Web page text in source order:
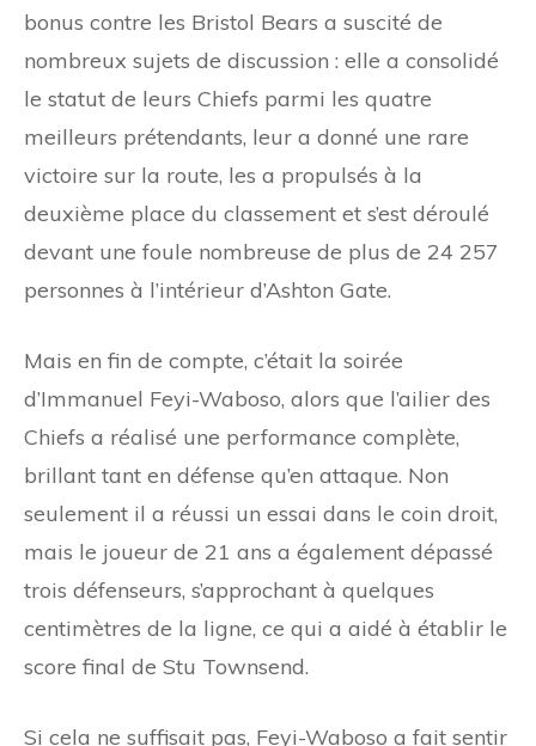
bonus contre les Bristol Bears a suscité de
nombreux sujets de discussion : elle a consolidé
le statut de leurs Chiefs parmi les quatre
meilleurs prétendants, leur a donné une rare
victoire sur la route, les a propulsés à la
deuxième place du classement et s’est déroulé
devant une foule nombreuse de plus de 24 257
personnes à l’intérieur d’Ashton Gate.
Mais en fin de compte, c’était la soirée
d’Immanuel Feyi-Waboso, alors que l’ailier des
Chiefs a réalisé une performance complète,
brillant tant en défense qu’en attaque. Non
seulement il a réussi un essai dans le coin droit,
mais le joueur de 21 ans a également dépassé
trois défenseurs, s’approchant à quelques
centimètres de la ligne, ce qui a aidé à établir le
score final de Stu Townsend.
Si cela ne suffisait pas, Feyi-Waboso a fait sentir